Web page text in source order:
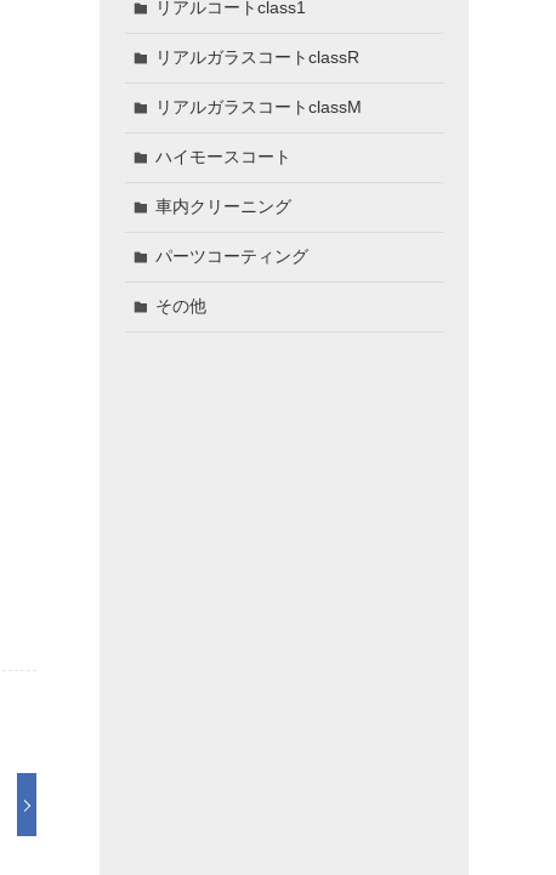
リアルコートclass1
リアルガラスコートclassR
リアルガラスコートclassM
ハイモースコート
車内クリーニング
パーツコーティング
その他